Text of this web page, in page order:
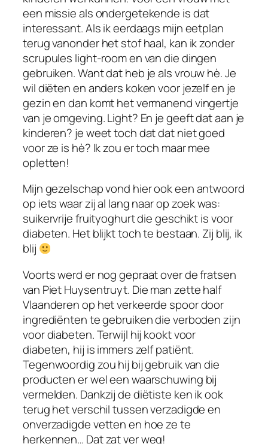
een missie als ondergetekende is dat
interessant. Als ik eerdaags mijn eetplan
terug vanonder het stof haal, kan ik zonder
scrupules light-room en van die dingen
gebruiken. Want dat heb je als vrouw hè. Je
wil diëten en anders koken voor jezelf en je
gezin en dan komt het vermanend vingertje
van je omgeving. Light? En je geeft dat aan je
kinderen? je weet toch dat dat niet goed
voor ze is hè? Ik zou er toch maar mee
opletten!
Mijn gezelschap vond hier ook een antwoord
op iets waar zij al lang naar op zoek was:
suikervrije fruityoghurt die geschikt is voor
diabeten. Het blijkt toch te bestaan. Zij blij, ik
blij
Voorts werd er nog gepraat over de fratsen
van Piet Huysentruyt. Die man zette half
Vlaanderen op het verkeerde spoor door
ingrediënten te gebruiken die verboden zijn
voor diabeten. Terwijl hij kookt voor
diabeten, hij is immers zelf patiënt.
Tegenwoordig zou hij bij gebruik van die
producten er wel een waarschuwing bij
vermelden. Dankzij de diëtiste ken ik ook
terug het verschil tussen verzadigde en
onverzadigde vetten en hoe ze te
herkennen… Dat zat ver weg!